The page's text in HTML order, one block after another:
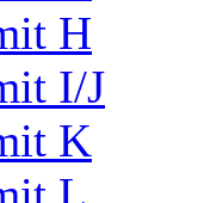
H
I/J
K